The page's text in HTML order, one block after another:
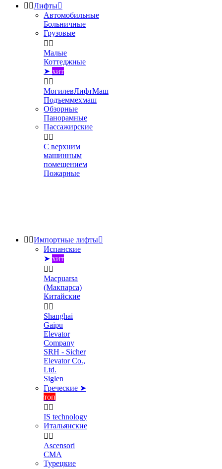
 Лифты
Автомобильные
Больничные
Грузовые
 
Малые
Коттеджные
➤ хит
 
МогилевЛифтМаш
Подъеммехмаш
Обзорные
Панорамные
Пассажирские
 
С верхним
машинным
помещением
Пожарные
 Импортные лифты
Испанские
➤ хит
 
Macpuarsa
(Макпарса)
Китайские
 
Shanghai
Gaipu
Elevator
Company
SRH - Sicher
Elevator Co.,
Ltd.
Siglen
Греческие ➤
топ
 
IS technology
Итальянские
 
Ascensori
CMA
Турецкие